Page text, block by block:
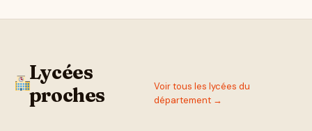
Lycées
proches
Voir tous les lycées du
département →